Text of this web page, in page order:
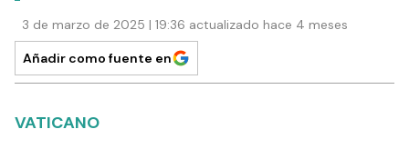
3 de marzo de 2025 | 19:36 actualizado hace 4 meses
Añadir como fuente en
VATICANO